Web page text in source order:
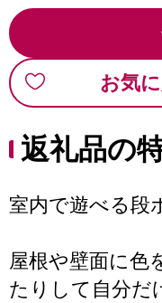
お気
返礼品の
室内で遊べる段
屋根や壁面に色
たりして自分だ